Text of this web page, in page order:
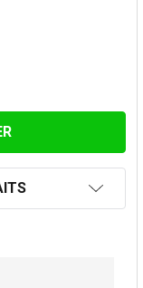
90° CONVESA
DE COUDE 90°